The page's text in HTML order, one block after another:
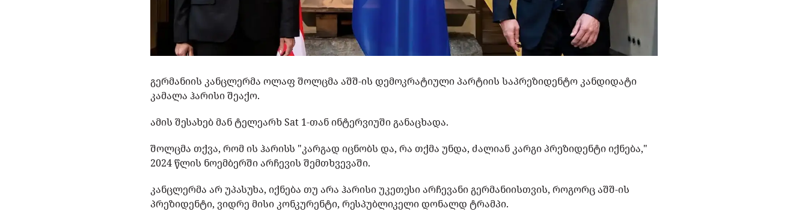
გერმანიის კანცლერმა ოლაფ შოლცმა აშშ-ის დემოკრატიული პარტიის საპრეზიდენტო კანდიდატი
კამალა ჰარისი შეაქო.
ამის შესახებ მან ტელეარხ Sat 1-თან ინტერვიუში განაცხადა.
შოლცმა თქვა, რომ ის ჰარისს "კარგად იცნობს და, რა თქმა უნდა, ძალიან კარგი პრეზიდენტი იქნება,"
2024 წლის ნოემბერში არჩევის შემთხვევაში.
კანცლერმა არ უპასუხა, იქნება თუ არა ჰარისი უკეთესი არჩევანი გერმანიისთვის, როგორც აშშ-ის
პრეზიდენტი, ვიდრე მისი კონკურენტი, რესპუბლიკელი დონალდ ტრამპი.